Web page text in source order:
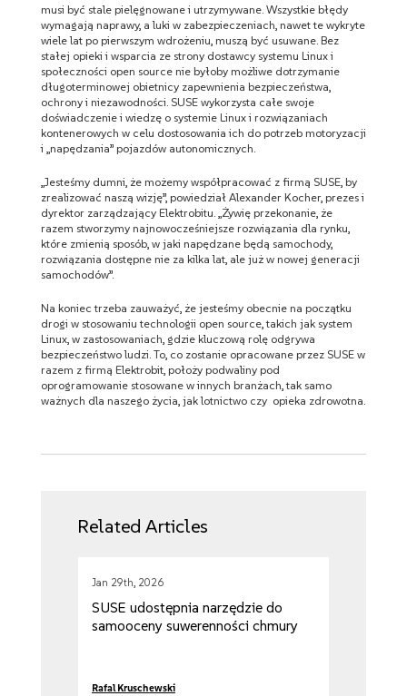
musi być stale pielęgnowane i utrzymywane. Wszystkie błędy
wymagają naprawy, a luki w zabezpieczeniach, nawet te wykryte
wiele lat po pierwszym wdrożeniu, muszą być usuwane. Bez
stałej opieki i wsparcia ze strony dostawcy systemu Linux i
społeczności open source nie byłoby możliwe dotrzymanie
długoterminowej obietnicy zapewnienia bezpieczeństwa,
ochrony i niezawodności. SUSE wykorzysta całe swoje
doświadczenie i wiedzę o systemie Linux i rozwiązaniach
kontenerowych w celu dostosowania ich do potrzeb motoryzacji
i „napędzania” pojazdów autonomicznych.
„Jesteśmy dumni, że możemy współpracować z firmą SUSE, by
zrealizować naszą wizję”, powiedział Alexander Kocher, prezes i
dyrektor zarządzający Elektrobitu. „Żywię przekonanie, że
razem stworzymy najnowocześniejsze rozwiązania dla rynku,
które zmienią sposób, w jaki napędzane będą samochody,
rozwiązania dostępne nie za kilka lat, ale już w nowej generacji
samochodów”.
Na koniec trzeba zauważyć, że jesteśmy obecnie na początku
drogi w stosowaniu technologii open source, takich jak system
Linux, w zastosowaniach, gdzie kluczową rolę odgrywa
bezpieczeństwo ludzi. To, co zostanie opracowane przez SUSE w
razem z firmą Elektrobit, położy podwaliny pod
oprogramowanie stosowane w innych branżach, tak samo
ważnych dla naszego życia, jak lotnictwo czy opieka zdrowotna.
Related Articles
Jan 29th, 2026
SUSE udostępnia narzędzie do
samooceny suwerenności chmury
Rafal Kruschewski